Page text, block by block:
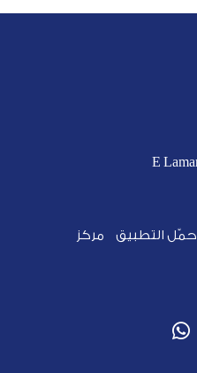
حمّل التطبيق
مركز